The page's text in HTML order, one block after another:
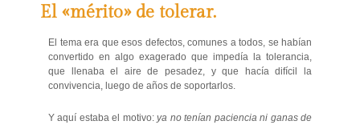
El «mérito» de tolerar.
El tema era que esos defectos, comunes a todos, se habían
convertido en algo exagerado que impedía la tolerancia,
que llenaba el aire de pesadez, y que hacía difícil la
convivencia, luego de años de soportarlos.
Y aquí estaba el motivo:ya no tenían paciencia ni ganas de